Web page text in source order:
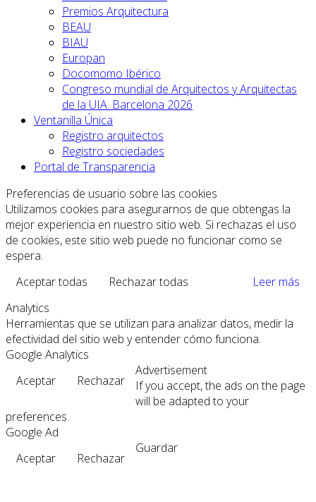
Premios Arquitectura
BEAU
BIAU
Europan
Docomomo Ibérico
Congreso mundial de Arquitectos y Arquitectas
de la UIA. Barcelona 2026
Ventanilla Única
Registro arquitectos
Registro sociedades
Portal de Transparencia
Preferencias de usuario sobre las cookies
Utilizamos cookies para asegurarnos de que obtengas la
mejor experiencia en nuestro sitio web. Si rechazas el uso
de cookies, este sitio web puede no funcionar como se
espera.
Aceptar todas
Rechazar todas
Leer más
Analytics
Herramientas que se utilizan para analizar datos, medir la
efectividad del sitio web y entender cómo funciona.
Google Analytics
Aceptar
Rechazar
Advertisement
If you accept, the ads on the page
will be adapted to your
preferences.
Google Ad
Aceptar
Rechazar
Guardar